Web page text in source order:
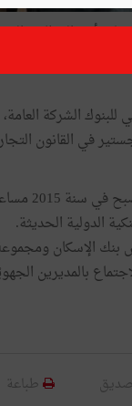
أهمّ الوظائف
جديدا لبنك
للبنوك الشركة
وقد تدرّج
الدولية الحديثة.
الإسكان
بالمديرين
طباعة